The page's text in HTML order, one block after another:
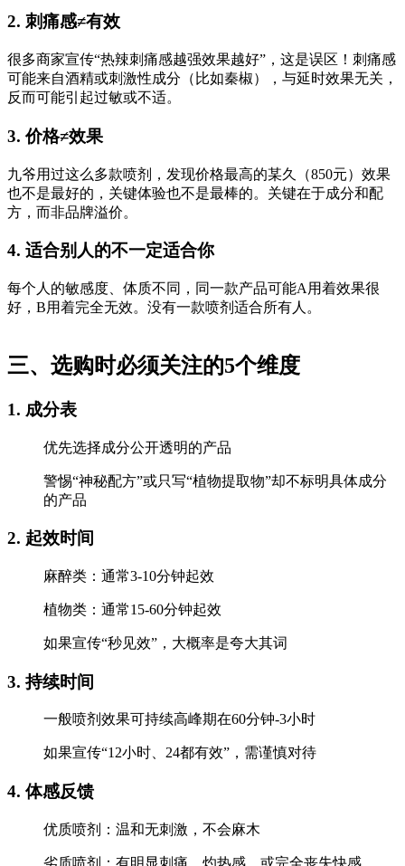
2. 刺痛感≠有效
很多商家宣传“热辣刺痛感越强效果越好”，这是误区！刺痛感
可能来自酒精或刺激性成分（比如秦椒），与延时效果无关，
反而可能引起过敏或不适。
3. 价格≠效果
九爷用过这么多款喷剂，发现价格最高的某久（850元）效果
也不是最好的，关键体验也不是最棒的。关键在于成分和配
方，而非品牌溢价。
4. 适合别人的不一定适合你
每个人的敏感度、体质不同，同一款产品可能A用着效果很
好，B用着完全无效。没有一款喷剂适合所有人。
三、选购时必须关注的5个维度
1. 成分表
优先选择成分公开透明的产品
警惕“神秘配方”或只写“植物提取物”却不标明具体成分
的产品
2. 起效时间
麻醉类：通常3-10分钟起效
植物类：通常15-60分钟起效
如果宣传“秒见效”，大概率是夸大其词
3. 持续时间
一般喷剂效果可持续高峰期在60分钟-3小时
如果宣传“12小时、24都有效”，需谨慎对待
4. 体感反馈
优质喷剂：温和无刺激，不会麻木
劣质喷剂：有明显刺痛、灼热感，或完全丧失快感